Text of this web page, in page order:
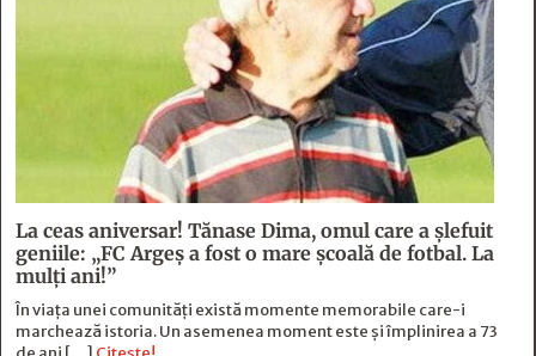
La ceas aniversar! Tănase Dima, omul care a șlefuit
geniile: „FC Argeș a fost o mare școală de fotbal. La
mulți ani!”
În viața unei comunități există momente memorabile care-i
marchează istoria. Un asemenea moment este și împlinirea a 73